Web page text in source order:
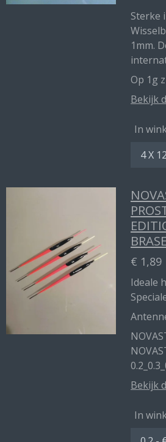
Sterke
1mm.
Op 1g
Bekijk
In
€ 1,89
Ideale
Bekijk
In